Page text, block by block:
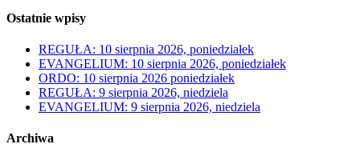
Ostatnie wpisy
REGUŁA: 10 sierpnia 2026, poniedziałek
EVANGELIUM: 10 sierpnia 2026, poniedziałek
ORDO: 10 sierpnia 2026 poniedziałek
REGUŁA: 9 sierpnia 2026, niedziela
EVANGELIUM: 9 sierpnia 2026, niedziela
Archiwa